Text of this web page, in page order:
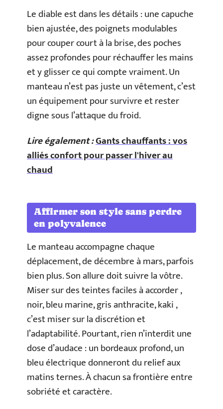
Le diable est dans les détails : une capuche
bien ajustée, des poignets modulables
pour couper court à la brise, des poches
assez profondes pour réchauffer les mains
et y glisser ce qui compte vraiment. Un
manteau n’est pas juste un vêtement, c’est
un équipement pour survivre et rester
digne sous l’attaque du froid.
Lire également :Gants chauffants : vos
alliés confort pour passer l'hiver au
chaud
Affirmer son style sans perdre
en polyvalence
Le manteau accompagne chaque
déplacement, de décembre à mars, parfois
bien plus. Son allure doit suivre la vôtre.
Miser sur des teintes faciles à accorder ,
noir, bleu marine, gris anthracite, kaki ,
c’est miser sur la discrétion et
l’adaptabilité. Pourtant, rien n’interdit une
dose d’audace : un bordeaux profond, un
bleu électrique donneront du relief aux
matins ternes. À chacun sa frontière entre
sobriété et caractère.